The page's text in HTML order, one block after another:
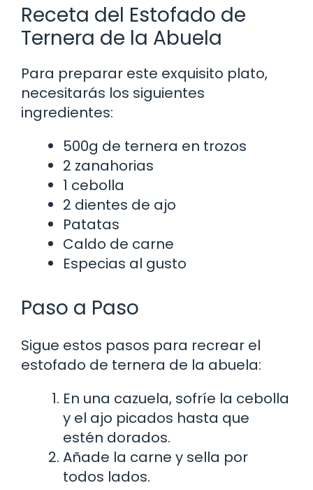
Receta del Estofado de
Ternera de la Abuela
Para preparar este exquisito plato,
necesitarás los siguientes
ingredientes:
500g de ternera en trozos
2 zanahorias
1 cebolla
2 dientes de ajo
Patatas
Caldo de carne
Especias al gusto
Paso a Paso
Sigue estos pasos para recrear el
estofado de ternera de la abuela:
En una cazuela, sofríe la cebolla
y el ajo picados hasta que
estén dorados.
Añade la carne y sella por
todos lados.